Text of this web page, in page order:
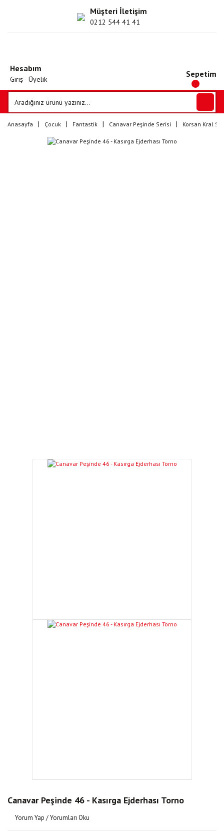
Müşteri İletişim
0212 544 41 41
Hesabım
Giriş - Üyelik
Sepetim
Anasayfa Çocuk Fantastik Canavar Peşinde Serisi Korsan Kral
Canavar Peşinde 46 - Kasırga Ejderhası Torno
Yorum Yap / Yorumları Oku